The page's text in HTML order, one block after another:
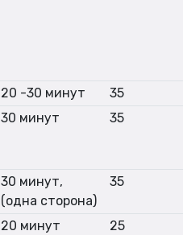
20 -30 минут
35
30 минут 35
30 минут,
(одна сторона)
35
20 минут 25